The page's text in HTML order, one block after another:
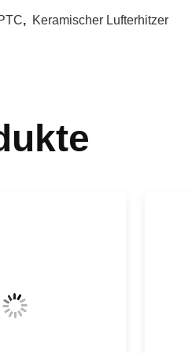
, Keramischer Lufterhitzer